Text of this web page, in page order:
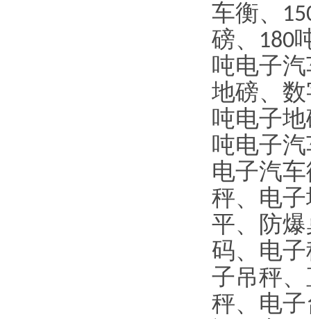
车衡、
磅、 180
吨电子
地磅、
吨电子
吨电子
电子汽
秤、电
平、防
码、电
子吊秤
秤、电